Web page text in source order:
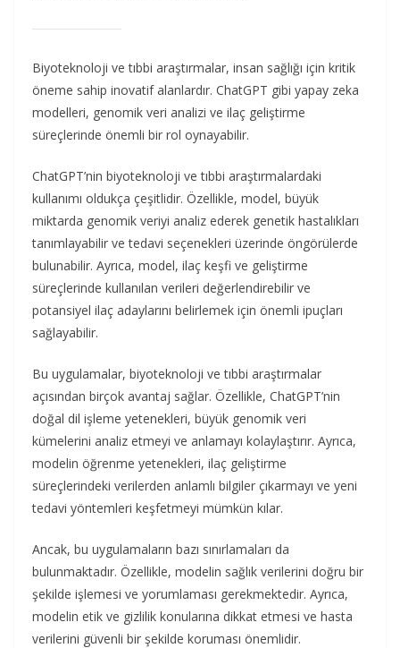
Biyoteknoloji ve tıbbi araştırmalar, insan sağlığı için kritik
öneme sahip inovatif alanlardır. ChatGPT gibi yapay zeka
modelleri, genomik veri analizi ve ilaç geliştirme
süreçlerinde önemli bir rol oynayabilir.
ChatGPT’nin biyoteknoloji ve tıbbi araştırmalardaki
kullanımı oldukça çeşitlidir. Özellikle, model, büyük
miktarda genomik veriyi analiz ederek genetik hastalıkları
tanımlayabilir ve tedavi seçenekleri üzerinde öngörülerde
bulunabilir. Ayrıca, model, ilaç keşfi ve geliştirme
süreçlerinde kullanılan verileri değerlendirebilir ve
potansiyel ilaç adaylarını belirlemek için önemli ipuçları
sağlayabilir.
Bu uygulamalar, biyoteknoloji ve tıbbi araştırmalar
açısından birçok avantaj sağlar. Özellikle, ChatGPT’nin
doğal dil işleme yetenekleri, büyük genomik veri
kümelerini analiz etmeyi ve anlamayı kolaylaştırır. Ayrıca,
modelin öğrenme yetenekleri, ilaç geliştirme
süreçlerindeki verilerden anlamlı bilgiler çıkarmayı ve yeni
tedavi yöntemleri keşfetmeyi mümkün kılar.
Ancak, bu uygulamaların bazı sınırlamaları da
bulunmaktadır. Özellikle, modelin sağlık verilerini doğru bir
şekilde işlemesi ve yorumlaması gerekmektedir. Ayrıca,
modelin etik ve gizlilik konularına dikkat etmesi ve hasta
verilerini güvenli bir şekilde koruması önemlidir.